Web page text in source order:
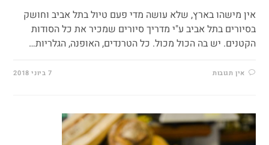
אין מישהו בארץ, שלא עושה מדי פעם טיול בתל אביב וחושק
בסיורים בתל אביב ע"י מדריך סיורים שמכיר את כל הסודות
הקטנים. יש בה הכול מכול. כל הטרנדים, האופנה, הגלריות…
אין תגובות 7 ביוני 2018